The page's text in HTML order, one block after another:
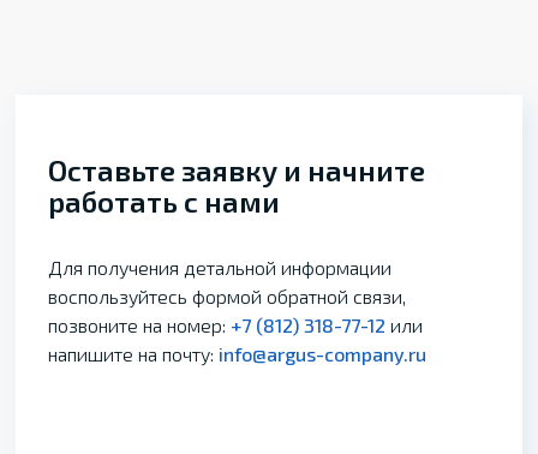
Оставьте заявку и начните
работать с нами
Для получения детальной информации
воспользуйтесь формой обратной связи,
позвоните на номер: +7 (812) 318-77-12 или
напишите на почту: info@argus-company.ru